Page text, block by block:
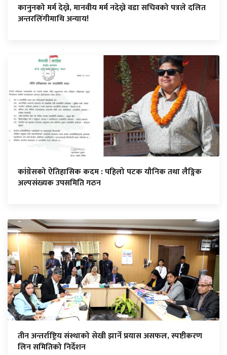
कानुनको मर्म देख्ने, मानवीय मर्म नदेख्ने वडा सचिवको पत्रले दलित
अन्तरलिंगीमाथि अन्याय!
कांग्रेसको ऐतिहासिक कदम : पहिलो पटक यौनिक तथा लैङ्गिक
अल्पसंख्यक उपसमिति गठन
तीन अन्तर्राष्ट्रिय संस्थाको सेखी झार्ने प्रयास असफल, स्पष्टीकरण
लिन समितिको निर्देशन